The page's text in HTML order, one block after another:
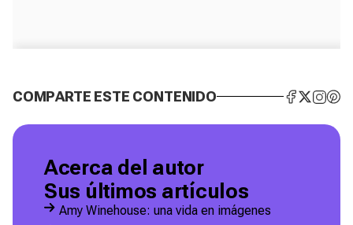
COMPARTE ESTE CONTENIDO
Acerca del autor
Sus últimos artículos
Amy Winehouse: una vida en imágenes